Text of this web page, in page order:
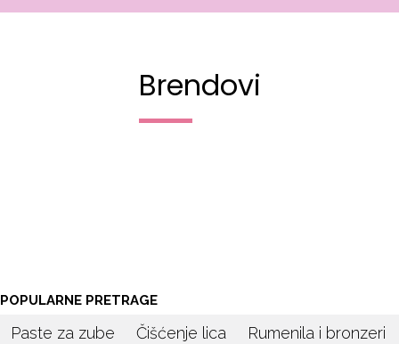
Brendovi
POPULARNE PRETRAGE
Paste za zube Čišćenje lica Rumenila i bronzeri